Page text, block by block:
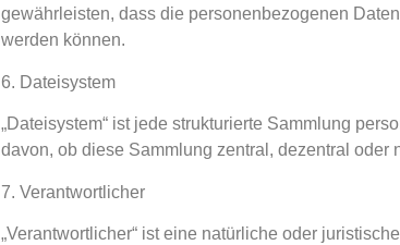
gewährleisten, dass die personenbezogenen
werden können.
6. Dateisystem
„Dateisystem“ ist jede strukturierte Sammlung
davon, ob diese Sammlung zentral, dezentral
7. Verantwortlicher
„Verantwortlicher“ ist eine natürliche oder